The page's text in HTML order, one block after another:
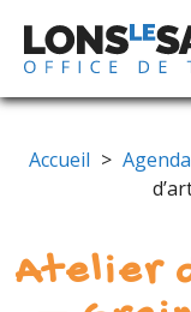
Accueil > Agenda
Atelier